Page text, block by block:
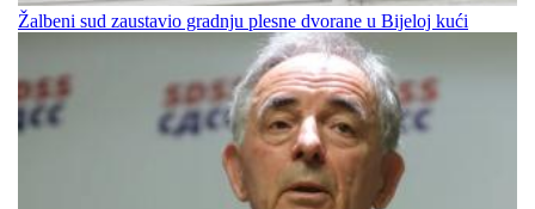
Žalbeni sud zaustavio gradnju plesne dvorane u Bijeloj kući